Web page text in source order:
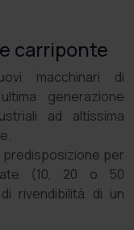
carriponte
macchinari di
generazione
ad altissima
predisposizione per
(10, 20 o 50
rivendibilità di un